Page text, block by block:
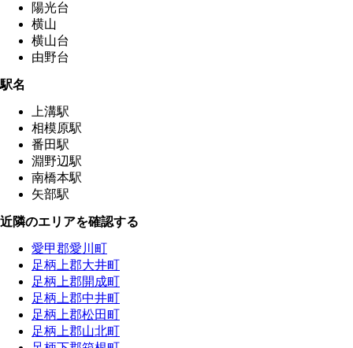
陽光台
横山
横山台
由野台
駅名
上溝駅
相模原駅
番田駅
淵野辺駅
南橋本駅
矢部駅
近隣のエリアを確認する
愛甲郡愛川町
足柄上郡大井町
足柄上郡開成町
足柄上郡中井町
足柄上郡松田町
足柄上郡山北町